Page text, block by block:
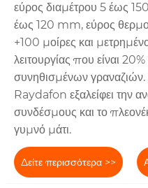
εύρος διαμέτρου 5 έως
έως 120 mm, εύρος
+100 μοίρες και
λειτουργίας που είναι
συνηθισμένων
Raydafon εξαλείφει την
συνδέσμους και το
γυμνό μάτι.
Δείτε περισσότερα >>